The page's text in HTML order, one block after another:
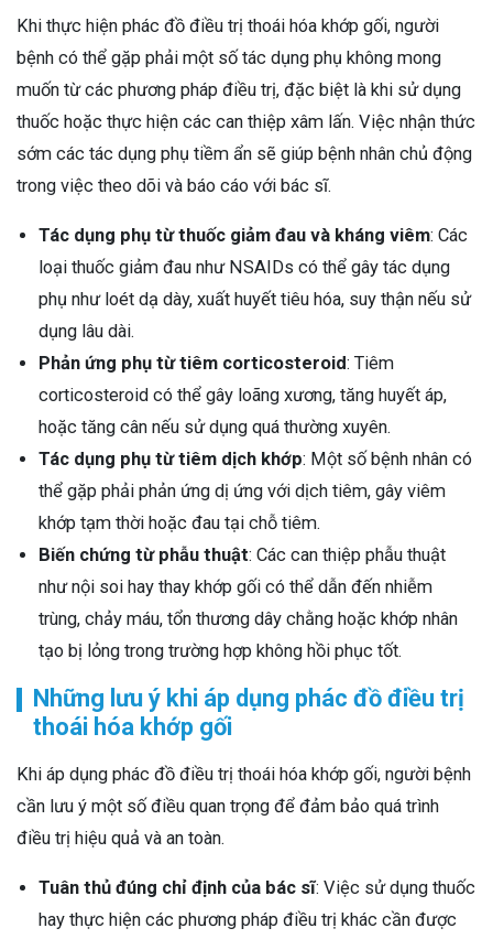
Khi thực hiện phác đồ điều trị thoái hóa khớp gối, người
bệnh có thể gặp phải một số tác dụng phụ không mong
muốn từ các phương pháp điều trị, đặc biệt là khi sử dụng
thuốc hoặc thực hiện các can thiệp xâm lấn. Việc nhận thức
sớm các tác dụng phụ tiềm ẩn sẽ giúp bệnh nhân chủ động
trong việc theo dõi và báo cáo với bác sĩ.
Tác dụng phụ từ thuốc giảm đau và kháng viêm: Các
loại thuốc giảm đau như NSAIDs có thể gây tác dụng
phụ như loét dạ dày, xuất huyết tiêu hóa, suy thận nếu sử
dụng lâu dài.
Phản ứng phụ từ tiêm corticosteroid: Tiêm
corticosteroid có thể gây loãng xương, tăng huyết áp,
hoặc tăng cân nếu sử dụng quá thường xuyên.
Tác dụng phụ từ tiêm dịch khớp: Một số bệnh nhân có
thể gặp phải phản ứng dị ứng với dịch tiêm, gây viêm
khớp tạm thời hoặc đau tại chỗ tiêm.
Biến chứng từ phẫu thuật: Các can thiệp phẫu thuật
như nội soi hay thay khớp gối có thể dẫn đến nhiễm
trùng, chảy máu, tổn thương dây chằng hoặc khớp nhân
tạo bị lỏng trong trường hợp không hồi phục tốt.
Những lưu ý khi áp dụng phác đồ điều trị
thoái hóa khớp gối
Khi áp dụng phác đồ điều trị thoái hóa khớp gối, người bệnh
cần lưu ý một số điều quan trọng để đảm bảo quá trình
điều trị hiệu quả và an toàn.
Tuân thủ đúng chỉ định của bác sĩ: Việc sử dụng thuốc
hay thực hiện các phương pháp điều trị khác cần được